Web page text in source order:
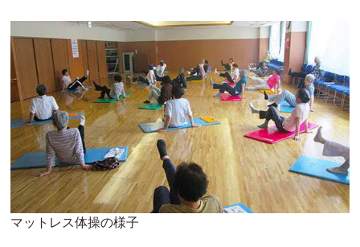
マットレス体操の様子